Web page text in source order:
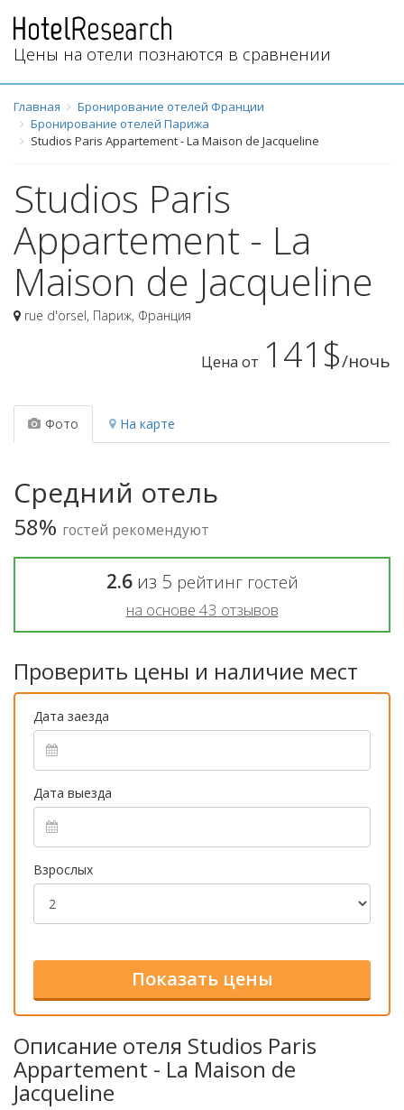
Цены на отели познаются в сравнении
Главная
Бронирование отелей Франции
Бронирование отелей Парижа
Studios Paris Appartement - La Maison de Jacqueline
Studios Paris
Appartement - La
Maison de Jacqueline
rue d'orsel, Париж, Франция
Цена от 141$/ночь
Фото На карте
Средний отель
58% гостей рекомендуют
2.6из 5 рейтинг гостей
на основе 43 отзывов
Проверить цены и наличие мест
Дата заезда
Дата выезда
Взрослых
Описание отеля Studios Paris
Appartement - La Maison de
Jacqueline